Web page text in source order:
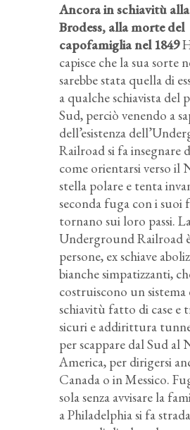
Ancora in schiavitù
Brodess, alla morte del
capofamiglia nel 1849
capisce che la sua sorte
sarebbe stata quella di
a qualche schiavista del
Sud, perciò venendo a
dell’esistenza
Railroad si fa insegnare
come orientarsi verso il
stella polare e tenta
seconda fuga con i suoi
tornano sui loro passi.
Underground Railroad
persone, ex schiave
bianche simpatizzanti,
costruiscono un
schiavitù fatto di case e
sicuri e addirittura
per scappare dal Sud al
America, per dirigersi
Canada o in Messico.
sola senza avvisare la
a Philadelphia si fa